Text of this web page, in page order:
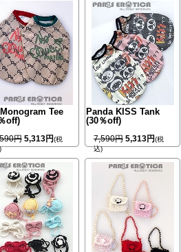
Tee
off)
円 5,313円(税
Panda KISS Tank
(30％off)
7,590円 5,313円(税
込)